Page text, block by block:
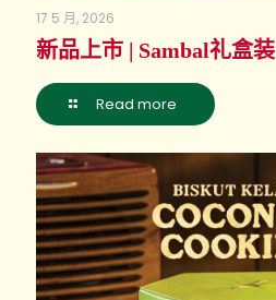
17 5 月, 2026
新品上市 | Sambal礼盒装
Read more